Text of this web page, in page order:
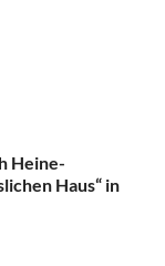
Heine-
Haus“ in